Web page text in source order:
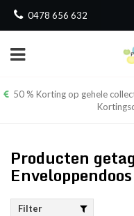
0478 656 632
50 % Korting op gehele
Producten
Enveloppendoos
Filter